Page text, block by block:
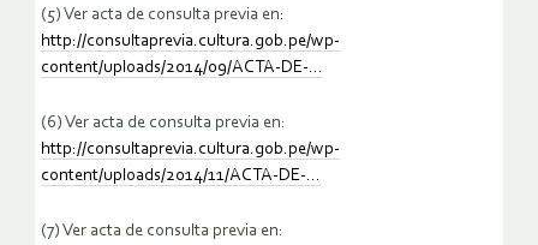
(5) Ver acta de consulta previa en:
http://consultaprevia.cultura.gob.pe/wp-
content/uploads/2014/09/ACTA-DE-…
(6) Ver acta de consulta previa en:
http://consultaprevia.cultura.gob.pe/wp-
content/uploads/2014/11/ACTA-DE-…
(7) Ver acta de consulta previa en: